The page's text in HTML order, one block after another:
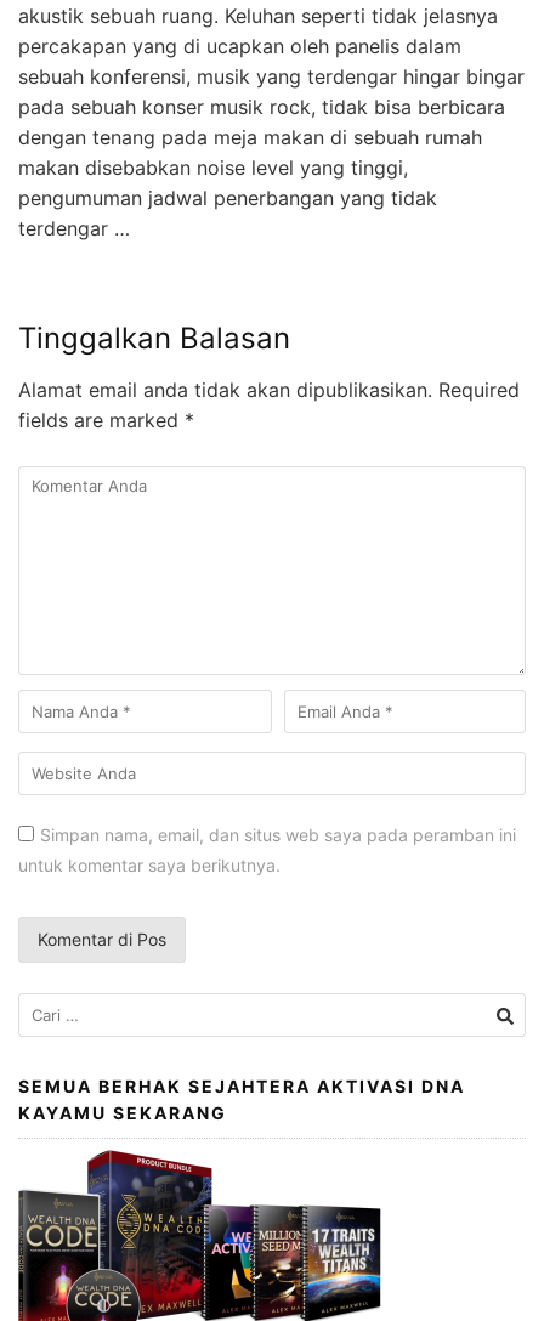
akustik sebuah ruang. Keluhan seperti tidak jelasnya
percakapan yang di ucapkan oleh panelis dalam
sebuah konferensi, musik yang terdengar hingar bingar
pada sebuah konser musik rock, tidak bisa berbicara
dengan tenang pada meja makan di sebuah rumah
makan disebabkan noise level yang tinggi,
pengumuman jadwal penerbangan yang tidak
terdengar …
Tinggalkan Balasan
Alamat email anda tidak akan dipublikasikan. Required
fields are marked *
Simpan nama, email, dan situs web saya pada peramban ini
untuk komentar saya berikutnya.
Cari
untuk:
SEMUA BERHAK SEJAHTERA AKTIVASI DNA
KAYAMU SEKARANG